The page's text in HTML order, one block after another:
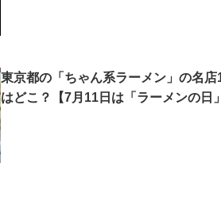
東京都の「ちゃん系ラーメン」の名
はどこ？【7月11日は「ラーメンの日